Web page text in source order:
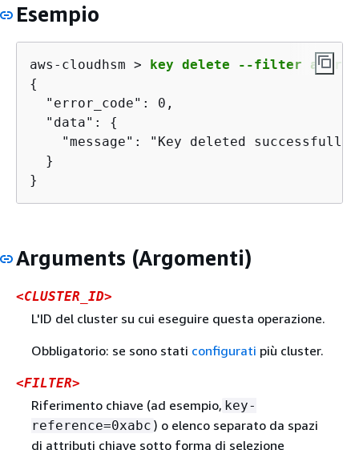
Esempio
aws-cloudhsm > key delete --filter
{
  "error_code": 0,
  "data":
{
    "message": "Key deleted successfully"
  }
}
Arguments (Argomenti)
<CLUSTER_ID>
L'ID del cluster su cui eseguire questa operazione.
Obbligatorio: se sono stati configurati più cluster.
<FILTER>
Riferimento chiave (ad esempio, key-
reference=0xabc ) o elenco separato da spazi
di attributi chiave sotto forma di selezione